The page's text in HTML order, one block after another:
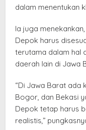
dalam menentukan
Ia juga
Depok harus
terutama dalam hal
daerah lain di Jawa
“Di Jawa Barat ada
Bogor, dan Bekasi
Depok tetap harus
realistis,”